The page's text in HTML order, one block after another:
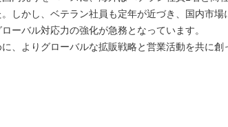
しかし、ベテラン社員も定年が近づき、国内市場
ーバル対応力の強化が急務となっています。
、よりグローバルな拡販戦略と営業活動を共に創